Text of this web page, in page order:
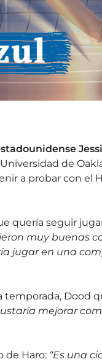
de
a probar con el
quería seguir
muy buenas
jugar en una
temporada, Dood
mejorar
de Haro: “Es una